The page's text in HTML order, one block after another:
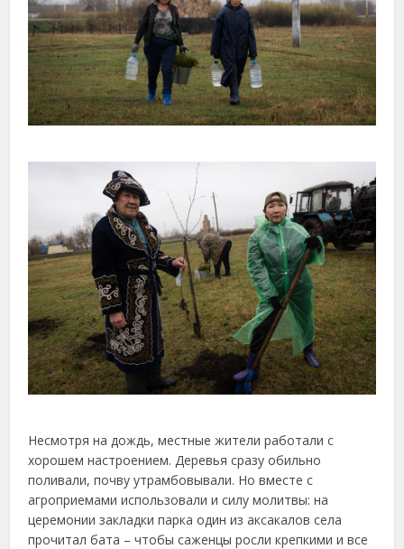
Несмотря на дождь, местные жители работали с
хорошем настроением. Деревья сразу обильно
поливали, почву утрамбовывали. Но вместе с
агроприемами использовали и силу молитвы: на
церемонии закладки парка один из аксакалов села
прочитал бата – чтобы саженцы росли крепкими и все